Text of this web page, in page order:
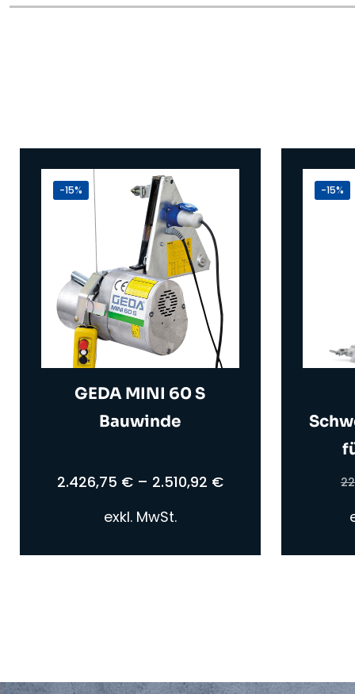
-15%
GEDA MINI 60 S
Bauwinde
2.426,75 €– 2.510,92 €
exkl. MwSt.
Optionen
-15%